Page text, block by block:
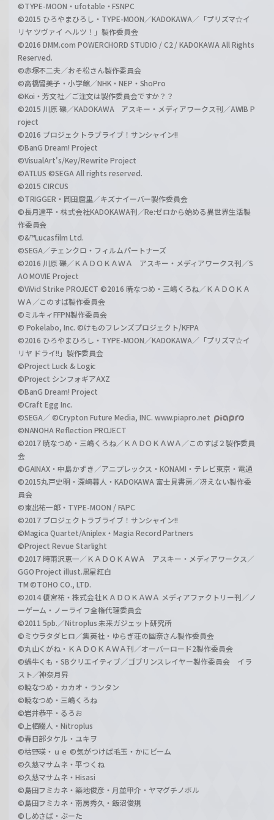
©TYPE-MOON・ufotable・FSNPC
©2015 ひろやまひろし・TYPE-MOON／KADOKAWA／「プリズマ☆イ
リヤ ツヴァイ ヘルツ！」製作委員会
©2016 DMM.com POWERCHORD STUDIO / C2 / KADOKAWA All Rights
Reserved.
©赤塚不二夫／おそ松さん製作委員会
©高橋留美子・小学館／NHK・NEP・ShoPro
©Koi・芳文社／ご注文は製作委員会ですか？？
©2015 川原 礫／KADOKAWA アスキー・メディアワークス刊／AWIB P
roject
©2016 プロジェクトラブライブ！サンシャイン!!
©BanG Dream! Project
©VisualArt's/Key/Rewrite Project
©ATLUS ©SEGA All rights reserved.
©2015 CIRCUS
©TRIGGER・岡田麿里／キズナイーバー製作委員会
©長月達平・株式会社KADOKAWA刊／Re:ゼロから始める異世界生活製
作委員会
©&™Lucasfilm Ltd.
©SEGA／チェンクロ・フィルムパートナーズ
©2016 川原 礫／ＫＡＤＯＫＡＷＡ アスキー・メディアワークス刊／S
AO MOVIE Project
©ViVid Strike PROJECT ©2016 暁なつめ・三嶋くろね／ＫＡＤＯＫＡ
ＷＡ／このすば製作委員会
©ミルキィFFPN製作委員会
© Pokelabo, Inc. ©けものフレンズプロジェクト/KFPA
©2016 ひろやまひろし・TYPE-MOON／KADOKAWA／「プリズマ☆イ
リヤ ドライ!!」製作委員会
©Project Luck & Logic
©Project シンフォギアAXZ
©BanG Dream! Project
©Craft Egg Inc.
©SEGA／ ©Crypton Future Media, INC. www.piapro.net
©NANOHA Reflection PROJECT
©2017 暁なつめ・三嶋くろね／ＫＡＤＯＫＡＷＡ／このすば２製作委員
会
©GAINAX・中島かずき／アニプレックス・KONAMI・テレビ東京・電通
©2015丸戸史明・深崎暮人・KADOKAWA 富士見書房／冴えない製作委
員会
©東出祐一郎・TYPE-MOON / FAPC
©2017 プロジェクトラブライブ！サンシャイン!!
©Magica Quartet/Aniplex・Magia Record Partners
©Project Revue Starlight
©2017 時雨沢恵一／ＫＡＤＯＫＡＷＡ アスキー・メディアワークス／
GGO Project illust.黒星紅白
TM ©TOHO CO., LTD.
©2014 榎宮祐・株式会社ＫＡＤＯＫＡＷＡ メディアファクトリー刊／ノ
ーゲーム・ノーライフ全権代理委員会
©2011 5pb.／Nitroplus 未来ガジェット研究所
©ミウラタダヒロ／集英社・ゆらぎ荘の幽奈さん製作委員会
©丸山くがね・ＫＡＤＯＫＡＷＡ刊／オーバーロード2製作委員会
©蝸牛くも・SBクリエイティブ／ゴブリンスレイヤー製作委員会 イラ
スト／神奈月昇
©暁なつめ・カカオ・ランタン
©暁なつめ・三嶋くろね
©岩井恭平・るろお
©上栖綴人・Nitroplus
©春日部タケル・ユキヲ
©枯野瑛・ｕｅ ©気がつけば毛玉・かにビーム
©久慈マサムネ・平つくね
©久慈マサムネ・Hisasi
©島田フミカネ・築地俊彦・月並甲介・ヤマグチノボル
©島田フミカネ・南房秀久・飯沼俊規
©しめさば・ぶーた